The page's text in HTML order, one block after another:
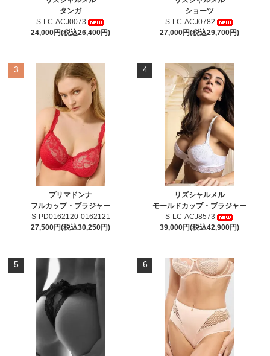
タンガ
S-LC-ACJ0073
24,000円(税込26,400円)
ショーツ
S-LC-ACJ0782
27,000円(税込29,700円)
3
プリマドンナ
フルカップ・ブラジャー
S-PD0162120-0162121
27,500円(税込30,250円)
4
リズシャルメル
モールドカップ・ブラジャー
S-LC-ACJ8573
39,000円(税込42,900円)
5 6